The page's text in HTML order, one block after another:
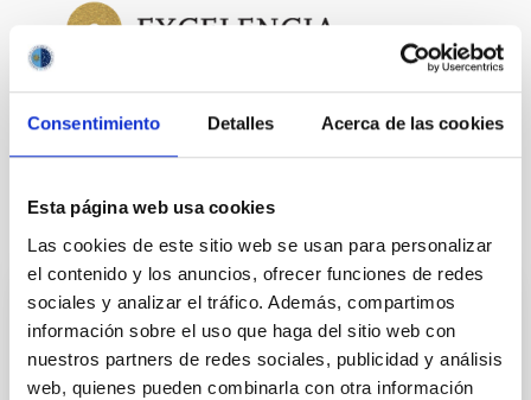
Consentimiento Detalles Acerca de las cookies
Esta página web usa cookies
Las cookies de este sitio web se usan para personalizar
el contenido y los anuncios, ofrecer funciones de redes
sociales y analizar el tráfico. Además, compartimos
información sobre el uso que haga del sitio web con
nuestros partners de redes sociales, publicidad y análisis
web, quienes pueden combinarla con otra información
Te puede interesar
ESCUELA
XXXVII Canary Islands Winter School of
Astrophysics